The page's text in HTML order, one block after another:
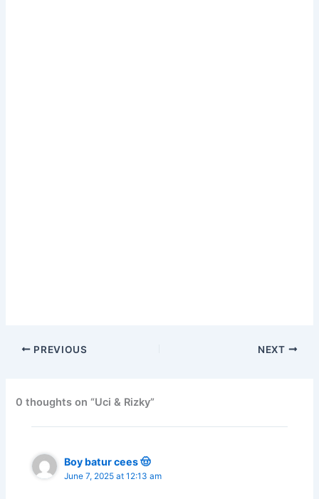
PREVIOUS NEXT
0 thoughts on “Uci & Rizky”
Boy batur cees 🤠
June 7, 2025 at 12:13 am